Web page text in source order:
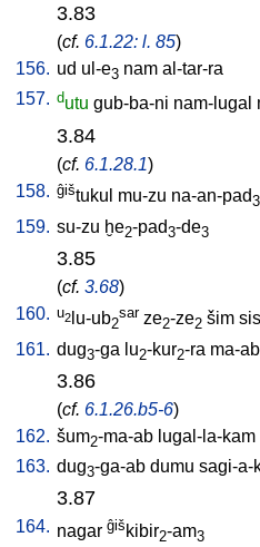
3.83
(cf. 6.1.22: l. 85)
156. ud ul-e3 nam al-tar-ra
157. dutu gub-ba-ni nam-lugal
3.84
(cf. 6.1.28.1)
158. ĝištukul mu-zu na-an-pad3
159. su-zu ḫe2-pad3-de3
3.85
(cf. 3.68)
160. u2 lu-ub2
sar ze2-ze2 šim
161. dug3-ga lu2-kur2-ra ma-
3.86
(cf. 6.1.26.b5-6)
162. šum2-ma-ab lugal-la-kam
163. dug3-ga-ab dumu sagi-a-
3.87
164. nagar ĝiš kibir2-am3